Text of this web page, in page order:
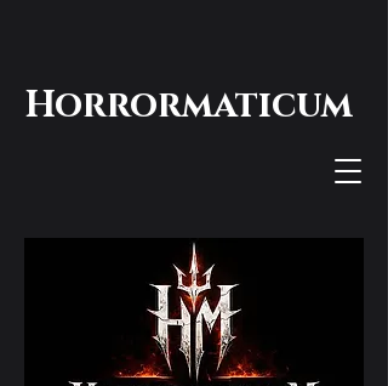
Horrormaticum